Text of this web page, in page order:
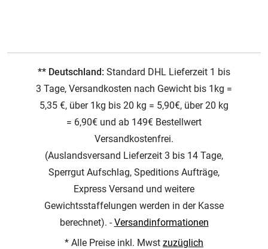
** Deutschland: Standard DHL Lieferzeit 1 bis
3 Tage, Versandkosten nach Gewicht bis 1kg =
5,35 €, über 1kg bis 20 kg = 5,90€, über 20 kg
= 6,90€ und ab 149€ Bestellwert
Versandkostenfrei.
(Auslandsversand Lieferzeit 3 bis 14 Tage,
Sperrgut Aufschlag, Speditions Aufträge,
Express Versand und weitere
Gewichtsstaffelungen werden in der Kasse
berechnet). -Versandinformationen
* Alle Preise inkl. Mwst zuzüglich